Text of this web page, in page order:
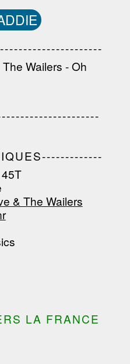
Wailers - Oh
& The Wailers
LA FRANCE